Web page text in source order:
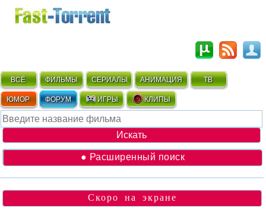
ВСЁ ФИЛЬМЫ СЕРИАЛЫ АНИМАЦИЯ ТВ
ЮМОР ФОРУМ ИГРЫ КЛИПЫ
● Расширенный поиск
Скоро на экране